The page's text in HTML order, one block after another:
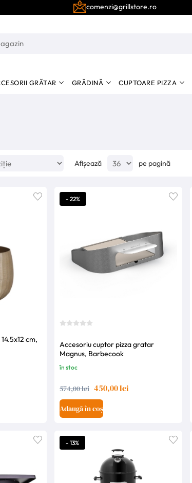
comenzi@grillstore.ro
GRĂTAR GRĂDINĂ CUPTOARE PIZZA
Afișează pe pagină
cm,
- 22%
Accesoriu cuptor pizza gratar
Magnus, Barbecook
în stoc
574,00 lei 450,00 lei
Adaugă în coș
- 13%